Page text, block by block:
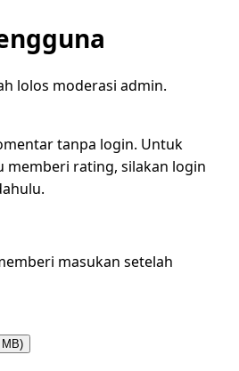
lolos moderasi admin.
tanpa login. Untuk
memberi rating, silakan login
masukan setelah